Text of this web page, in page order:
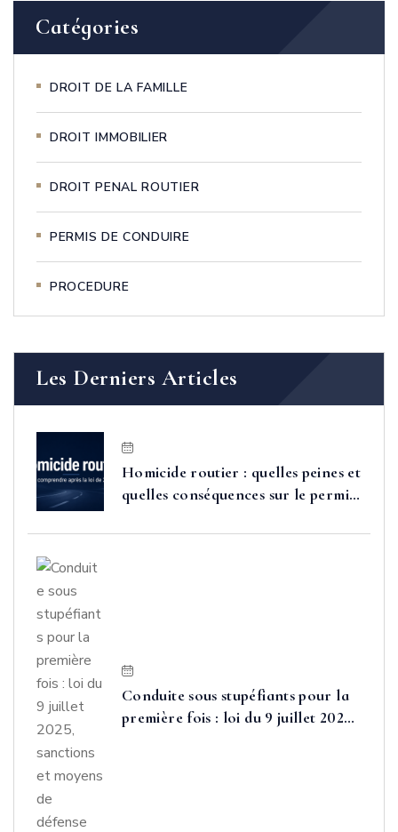
Catégories
DROIT DE LA FAMILLE
DROIT IMMOBILIER
DROIT PENAL ROUTIER
PERMIS DE CONDUIRE
PROCEDURE
Les Derniers Articles
Homicide routier : quelles peines et
quelles conséquences sur le permis
Conduite sous stupéfiants pour la
première fois : loi du 9 juillet 2025,